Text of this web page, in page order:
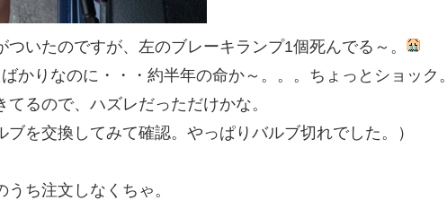
ついたのですが、左のブレーキランプ1個死んでる～。
かりなのに・・・約半年の命か～。。。ちょっとショック。
るので、ハズレだっただけかな。
ブを交換してみて確認。やっぱりバルブ切れでした。）
ち注文しなくちゃ。